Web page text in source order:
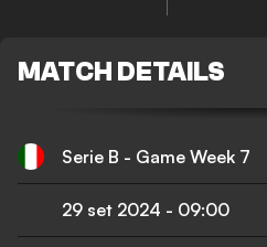
MATCH DETAILS
Serie B - Game Week 7
29 set 2024 - 09:00